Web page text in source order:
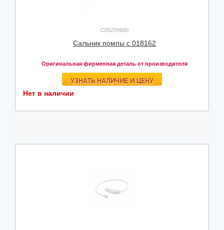
C00209680
Сальник помпы c 018162
Оригинальная фирменная деталь от производителя
УЗНАТЬ НАЛИЧИЕ И ЦЕНУ
Нет в наличии